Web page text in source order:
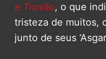
e Trovão, o que
tristeza de muitos,
junto de seus